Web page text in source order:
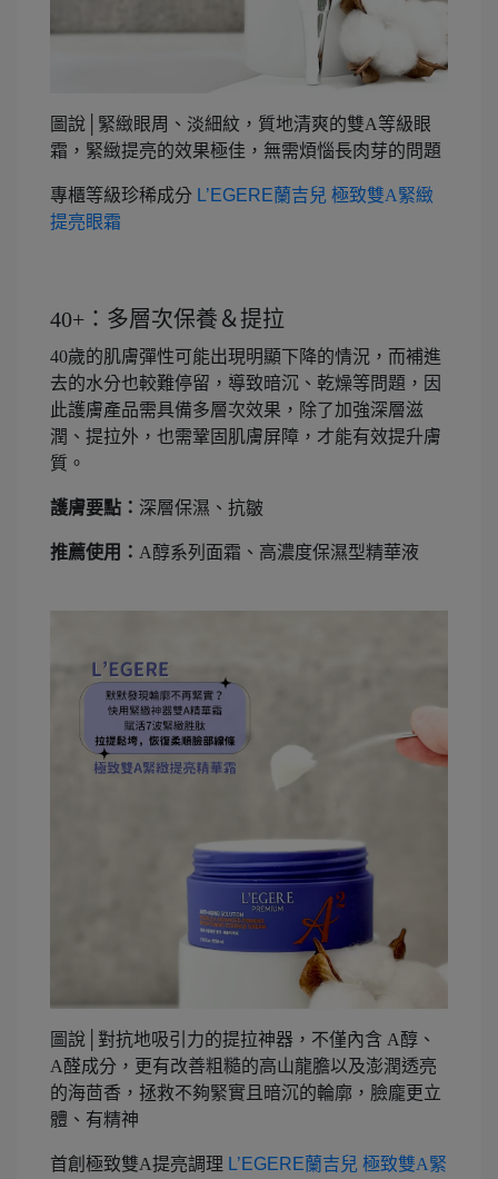
圖說│緊緻眼周、淡細紋，質地清爽的雙A等級眼
霜，緊緻提亮的效果極佳，無需煩惱長肉芽的問題
專櫃等級珍稀成分 L’EGERE蘭吉兒 極致雙A緊緻
提亮眼霜
40+：多層次保養＆提拉
40歲的肌膚彈性可能出現明顯下降的情況，而補進
去的水分也較難停留，導致暗沉、乾燥等問題，因
此護膚產品需具備多層次效果，除了加強深層滋
潤、提拉外，也需鞏固肌膚屏障，才能有效提升膚
質。
護膚要點： 深層保濕、抗皺
推薦使用： A醇系列面霜、高濃度保濕型精華液
圖說│對抗地吸引力的提拉神器，不僅內含 A醇、
A醛成分，更有改善粗糙的高山龍膽以及澎潤透亮
的海茴香，拯救不夠緊實且暗沉的輪廓，臉龐更立
體、有精神
首創極致雙A提亮調理 L’EGERE蘭吉兒 極致雙A緊